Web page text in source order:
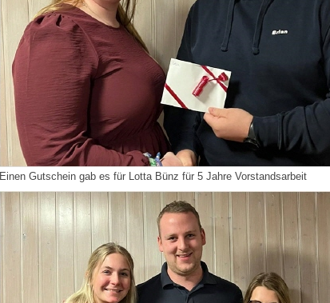
Einen Gutschein gab es für Lotta Bünz für 5 Jahre Vorstandsarbeit